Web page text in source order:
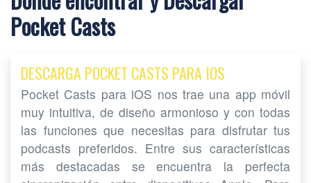
Pocket Casts
DESCARGA POCKET CASTS PARA IOS
Pocket Casts para iOS nos trae una app móvil
muy intuitiva, de diseño armonioso y con todas
las funciones que necesitas para disfrutar tus
podcasts preferidos. Entre sus características
más destacadas se encuentra la perfecta